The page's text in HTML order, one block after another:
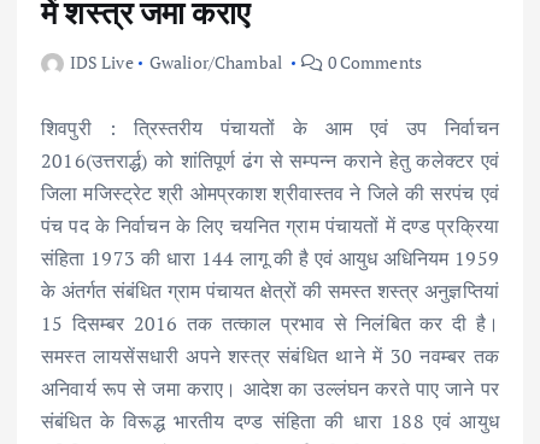
में शस्त्र जमा कराए
IDS Live Gwalior/Chambal 0 Comments
शिवपुरी : त्रिस्तरीय पंचायतों के आम एवं उप निर्वाचन
2016(उत्तरार्द्ध) को शांतिपूर्ण ढंग से सम्पन्न कराने हेतु कलेक्टर एवं
जिला मजिस्ट्रेट श्री ओमप्रकाश श्रीवास्तव ने जिले की सरपंच एवं
पंच पद के निर्वाचन के लिए चयनित ग्राम पंचायतों में दण्ड प्रक्रिया
संहिता 1973 की धारा 144 लागू की है एवं आयुध अधिनियम 1959
के अंतर्गत संबंधित ग्राम पंचायत क्षेत्रों की समस्त शस्त्र अनुज्ञप्तियां
15 दिसम्बर 2016 तक तत्काल प्रभाव से निलंबित कर दी है।
समस्त लायसेंसधारी अपने शस्त्र संबंधित थाने में 30 नवम्बर तक
अनिवार्य रूप से जमा कराए। आदेश का उल्लंघन करते पाए जाने पर
संबंधित के विरूद्ध भारतीय दण्ड संहिता की धारा 188 एवं आयुध